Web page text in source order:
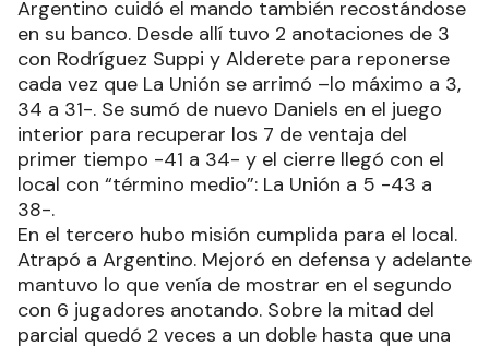
Argentino cuidó el mando también recostándose
en su banco. Desde allí tuvo 2 anotaciones de 3
con Rodríguez Suppi y Alderete para reponerse
cada vez que La Unión se arrimó –lo máximo a 3,
34 a 31-. Se sumó de nuevo Daniels en el juego
interior para recuperar los 7 de ventaja del
primer tiempo -41 a 34- y el cierre llegó con el
local con “término medio”: La Unión a 5 -43 a
38-.
En el tercero hubo misión cumplida para el local.
Atrapó a Argentino. Mejoró en defensa y adelante
mantuvo lo que venía de mostrar en el segundo
con 6 jugadores anotando. Sobre la mitad del
parcial quedó 2 veces a un doble hasta que una